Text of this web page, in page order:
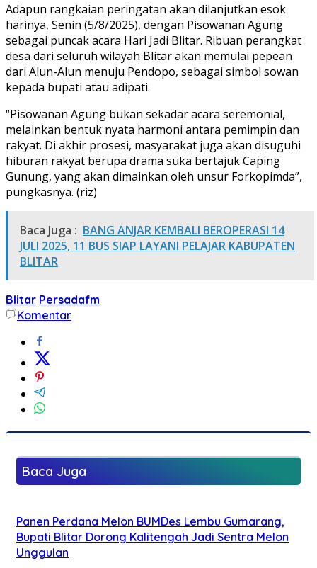
Adapun rangkaian peringatan akan dilanjutkan esok
harinya, Senin (5/8/2025), dengan Pisowanan Agung
sebagai puncak acara Hari Jadi Blitar. Ribuan perangkat
desa dari seluruh wilayah Blitar akan memulai pepean
dari Alun-Alun menuju Pendopo, sebagai simbol sowan
kepada bupati atau adipati.
“Pisowanan Agung bukan sekadar acara seremonial,
melainkan bentuk nyata harmoni antara pemimpin dan
rakyat. Di akhir prosesi, masyarakat juga akan disuguhi
hiburan rakyat berupa drama suka bertajuk Caping
Gunung, yang akan dimainkan oleh unsur Forkopimda”,
pungkasnya. (riz)
Baca Juga : BANG ANJAR KEMBALI BEROPERASI 14
JULI 2025, 11 BUS SIAP LAYANI PELAJAR KABUPATEN
BLITAR
Blitar Persadafm
Komentar
Baca Juga
Panen Perdana Melon BUMDes Lembu Gumarang,
Bupati Blitar Dorong Kalitengah Jadi Sentra Melon
Unggulan